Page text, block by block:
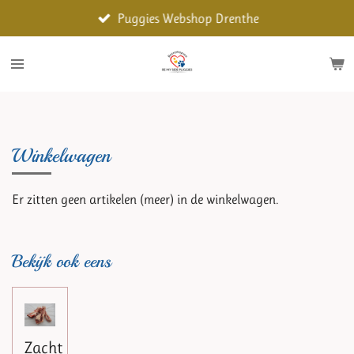
direct
naar
Puggies Webshop Drenthe
Winkelwagen
Er zitten geen artikelen (meer) in de winkelwagen.
Bekijk ook eens
Zacht